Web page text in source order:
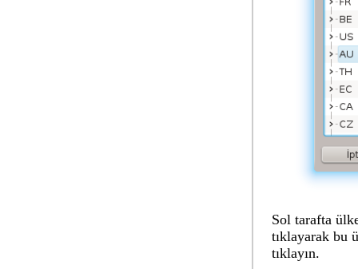
Sol tarafta
tıklayarak bu
tıklayın.